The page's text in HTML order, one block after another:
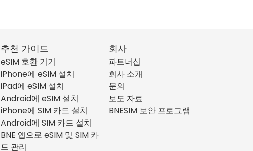
추천 가이드
eSIM 호환 기기
iPhone에 eSIM 설치
iPad에 eSIM 설치
Android에 eSIM 설치
iPhone에 SIM 카드 설치
Android에 SIM 카드 설치
BNE 앱으로 eSIM 및 SIM 카
드 관리
회사
파트너십
회사 소개
문의
보도 자료
BNESIM 보안 프로그램